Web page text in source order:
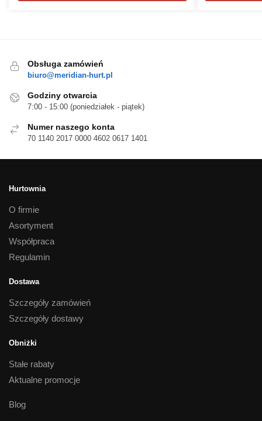
Obsługa zamówień
biuro@meridian-hurt.pl
Godziny otwarcia
7:00 - 15:00 (poniedziałek - piątek)
Numer naszego konta
70 1140 2017 0000 4602 0617 1401
Hurtownia
O firmie
Asortyment
Współpraca
Regulamin
Dostawa
Szczegóły zamówień
Szczegóły dostawy
Obniżki
Stałe rabaty
Aktualne promocje
Blog